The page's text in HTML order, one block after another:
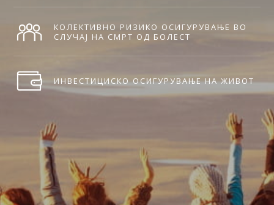
КОЛЕКТИВНО РИЗИКО ОСИГУРУВАЊЕ ВО
СЛУЧАЈ НА СМРТ ОД БОЛЕСТ
ИНВЕСТИЦИСКО ОСИГУРУВАЊЕ НА ЖИВОТ